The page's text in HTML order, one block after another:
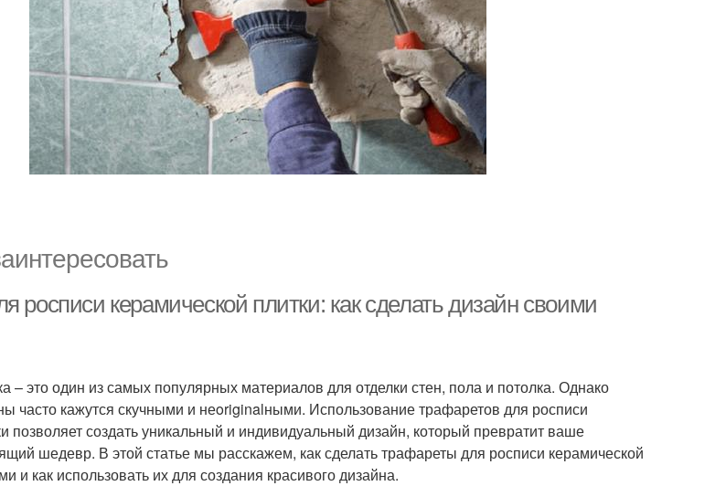
росписи керамической плитки: как сделать дизайн своими
– это один из самых популярных материалов для отделки стен, пола и потолка. Однако
часто кажутся скучными и неoriginalными. Использование трафаретов для росписи
позволяет создать уникальный и индивидуальный дизайн, который превратит ваше
шедевр. В этой статье мы расскажем, как сделать трафареты для росписи керамической
и как использовать их для создания красивого дизайна.